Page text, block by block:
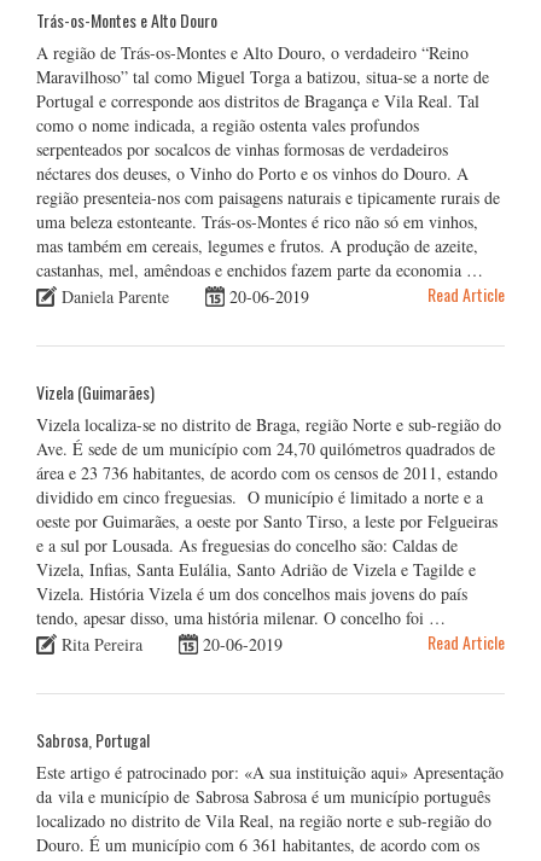
Trás-os-Montes e Alto Douro
A região de Trás-os-Montes e Alto Douro, o verdadeiro “Reino
Maravilhoso” tal como Miguel Torga a batizou, situa-se a norte de
Portugal e corresponde aos distritos de Bragança e Vila Real. Tal
como o nome indicada, a região ostenta vales profundos
serpenteados por socalcos de vinhas formosas de verdadeiros
néctares dos deuses, o Vinho do Porto e os vinhos do Douro. A
região presenteia-nos com paisagens naturais e tipicamente rurais de
uma beleza estonteante. Trás-os-Montes é rico não só em vinhos,
mas também em cereais, legumes e frutos. A produção de azeite,
castanhas, mel, amêndoas e enchidos fazem parte da economia …
Daniela Parente
20-06-2019 Read Article
Vizela (Guimarães)
Vizela localiza-se no distrito de Braga, região Norte e sub-região do
Ave. É sede de um município com 24,70 quilómetros quadrados de
área e 23 736 habitantes, de acordo com os censos de 2011, estando
dividido em cinco freguesias. O município é limitado a norte e a
oeste por Guimarães, a oeste por Santo Tirso, a leste por Felgueiras
e a sul por Lousada. As freguesias do concelho são: Caldas de
Vizela, Infias, Santa Eulália, Santo Adrião de Vizela e Tagilde e
Vizela. História Vizela é um dos concelhos mais jovens do país
tendo, apesar disso, uma história milenar. O concelho foi …
Rita Pereira
20-06-2019 Read Article
Sabrosa, Portugal
Este artigo é patrocinado por: «A sua instituição aqui» Apresentação
da vila e município de Sabrosa Sabrosa é um município português
localizado no distrito de Vila Real, na região norte e sub-região do
Douro. É um município com 6 361 habitantes, de acordo com os